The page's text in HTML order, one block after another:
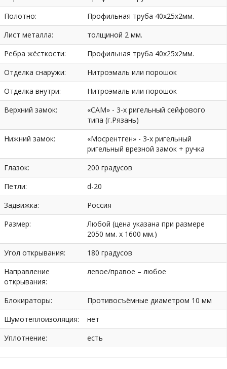
Полотно:
Профильная труба 40х25х2мм.
Лист металла:
толщиной 2 мм.
Ребра жёсткости:
Профильная труба 40х25х2мм.
Отделка снаружи:
Нитроэмаль или порошок
Отделка внутри:
Нитроэмаль или порошок
Верхний замок:
«САМ» - 3-х ригельный сейфового
типа (г.Рязань)
Нижний замок:
«Мосрентген» - 3-х ригельный
ригельный врезной замок + ручка
Глазок:
200 градусов
Петли:
d-20
Задвижка:
Россия
Размер:
Любой (цена указана при размере
2050 мм. х 1600 мм.)
Угол открывания:
180 градусов
Направление
открывания:
левое/правое – любое
Блокираторы:
Противосъёмные диаметром 10 мм
Шумотеплоизоляция:
нет
Уплотнение:
есть